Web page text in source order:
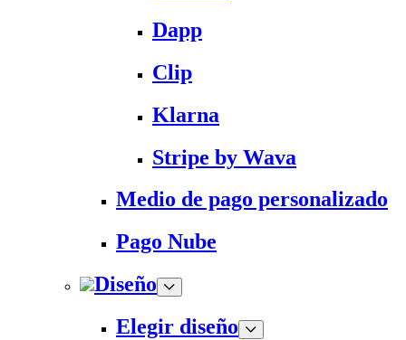
Dapp
Clip
Klarna
Stripe by Wava
Medio de pago personalizado
Pago Nube
Diseño
Elegir diseño